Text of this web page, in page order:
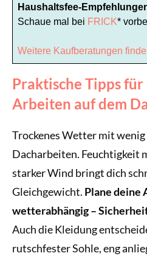
Haushaltsfee-
Schaue mal bei FRICK*
Weitere Kaufberatungen
Praktische Tipps für
Arbeiten auf dem
Trockenes Wetter mit
Dacharbeiten. Feuchtigkeit
starker Wind bringt dich
Gleichgewicht. Plane deine
wetterabhängig –
Auch die Kleidung
rutschfester Sohle, eng